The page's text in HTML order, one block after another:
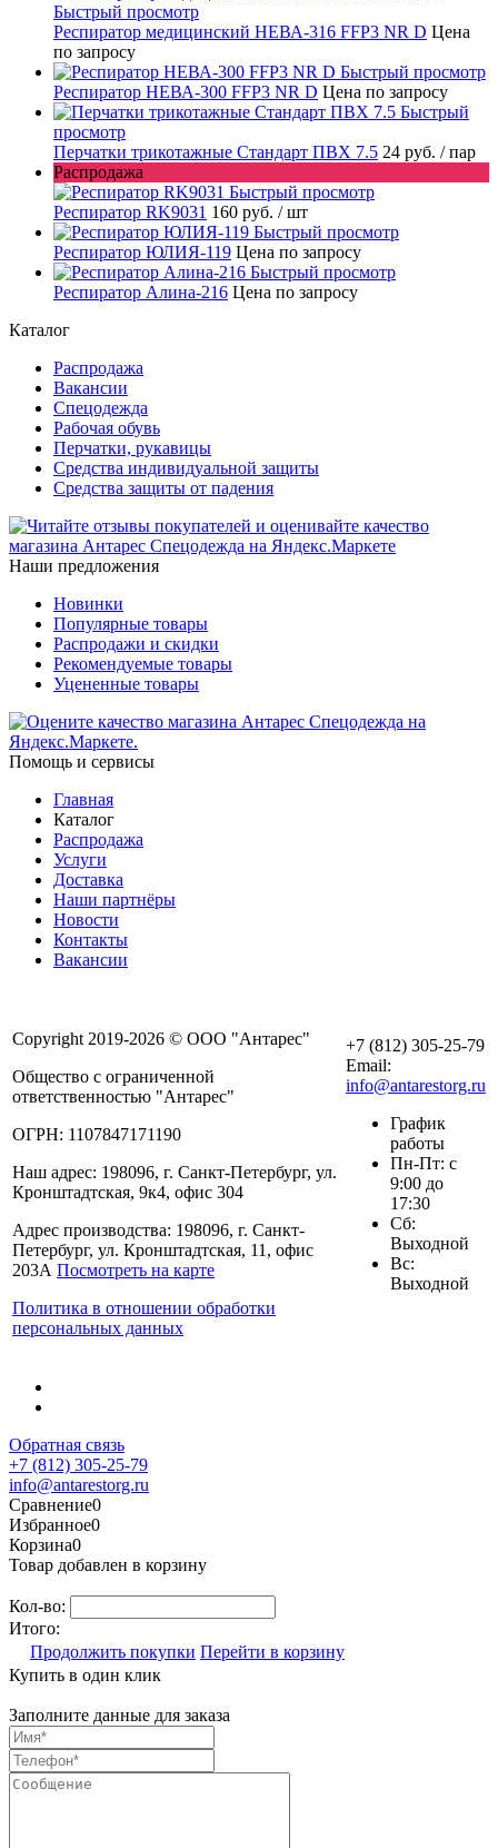
Быстрый просмотр
Респиратор медицинский НЕВА-316 FFP3 NR D Цена
по запросу
Быстрый просмотр
Респиратор НЕВА-300 FFP3 NR D Цена по запросу
Быстрый
просмотр
Перчатки трикотажные Стандарт ПВХ 7.5 24 руб. / пар
Распродажа
Быстрый просмотр
Респиратор RK9031 160 руб. / шт
Быстрый просмотр
Респиратор ЮЛИЯ-119 Цена по запросу
Быстрый просмотр
Респиратор Алина-216 Цена по запросу
Каталог
Распродажа
Вакансии
Спецодежда
Рабочая обувь
Перчатки, рукавицы
Средства индивидуальной защиты
Средства защиты от падения
Наши предложения
Новинки
Популярные товары
Распродажи и скидки
Рекомендуемые товары
Уцененные товары
Помощь и сервисы
Главная
Каталог
Распродажа
Услуги
Доставка
Наши партнёры
Новости
Контакты
Вакансии
Copyright 2019-2026 © ООО "Антарес"
Общество с ограниченной
ответственностью "Антарес"
ОГРН: 1107847171190
Наш адрес: 198096, г. Санкт-Петербург, ул.
Кронштадтская, 9к4, офис 304
Адрес производства: 198096, г. Санкт-
Петербург, ул. Кронштадтская, 11, офис
203А Посмотреть на карте
Политика в отношении обработки
персональных данных
+7 (812) 305-25-79
Email:
info@antarestorg.ru
График
работы
Пн-Пт: с
9:00 до
17:30
Сб:
Выходной
Вс:
Выходной
Обратная связь
+7 (812) 305-25-79
info@antarestorg.ru
Сравнение0
Избранное0
Корзина0
Товар добавлен в корзину
Кол-во:
Итого:
Продолжить покупки Перейти в корзину
Купить в один клик
Заполните данные для заказа